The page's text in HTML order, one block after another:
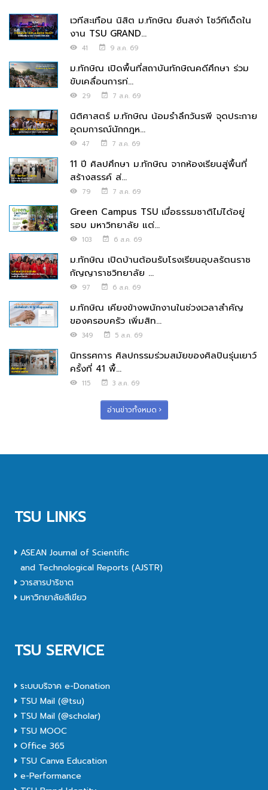
เวทีสะเทือน นิสิต ม.ทักษิณ ยืนสง่า โชว์ทีเด็ดใน
งาน TSU GRAND...
41 9 ส.ค. 69
ม.ทักษิณ เปิดพื้นที่สถาบันทักษิณคดีศึกษา ร่วม
ขับเคลื่อนการท่...
29 7 ส.ค. 69
นิติศาสตร์ ม.ทักษิณ น้อมรำลึกวันรพี จุดประกาย
อุดมการณ์นักกฎห...
47 7 ส.ค. 69
11 ปี ศิลปศึกษา ม.ทักษิณ จากห้องเรียนสู่พื้นที่
สร้างสรรค์ ส่...
79 7 ส.ค. 69
Green Campus TSU เมื่อธรรมชาติไม่ได้อยู่
รอบ มหาวิทยาลัย แต่...
103 6 ส.ค. 69
ม.ทักษิณ เปิดบ้านต้อนรับโรงเรียนอุบลรัตนราช
กัญญาราชวิทยาลัย ...
97 6 ส.ค. 69
ม.ทักษิณ เคียงข้างพนักงานในช่วงเวลาสำคัญ
ของครอบครัว เพิ่มสิท...
349 5 ส.ค. 69
นิทรรศการ ศิลปกรรมร่วมสมัยของศิลปินรุ่นเยาว์
ครั้งที่ 41 พื้...
115 3 ส.ค. 69
อ่านข่าวทั้งหมด
TSU LINKS
ASEAN Journal of Scientific
and Technological Reports (AJSTR)
วารสารปาริชาต
มหาวิทยาลัยสีเขียว
TSU SERVICE
ระบบบริจาค e-Donation
TSU Mail (@tsu)
TSU Mail (@scholar)
TSU MOOC
Office 365
TSU Canva Education
e-Performance